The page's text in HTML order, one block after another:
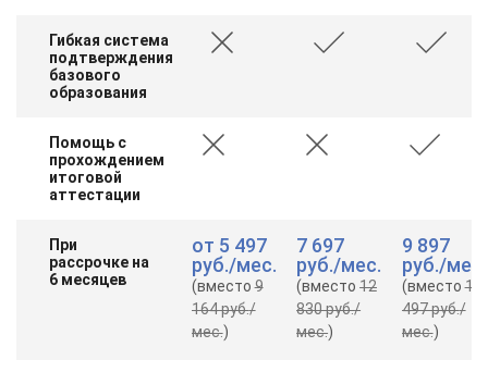
Гибкая система
подтверждения
базового
образования
Помощь с
прохождением
итоговой
аттестации
При
рассрочке на
6 месяцев
от 5 497
руб./мес.
(вместо9
164 руб./
мес.)
7 697
руб./мес.
(вместо12
830 руб./
мес.)
9 897
руб./мес.
(вместо16
497 руб./
мес.)